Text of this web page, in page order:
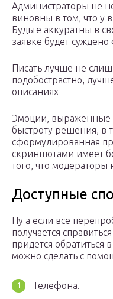
Администраторы не
виновны в том, что у
Будьте аккуратны в
заявке будет
Писать лучше не
подобострастно,
описаниях
Эмоции, выраженные
быстроту решения, в
сформулированная
скриншотами имеет
того, что модераторы
Доступные
Ну а если все
получается
придется обратиться
можно сделать с
Телефона.